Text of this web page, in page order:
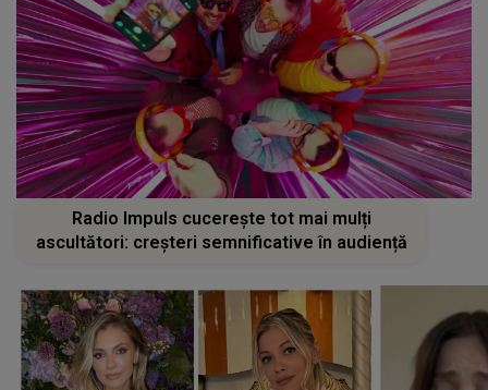
Radio Impuls cucerește tot mai mulți
ascultători: creșteri semnificative în audiență